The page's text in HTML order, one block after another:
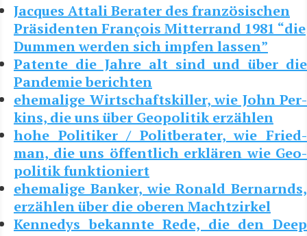
Jac­ques Attali Bera­ter des fran­zö­si­schen
Prä­si­den­ten Fran­çois Mit­ter­rand 1981 “die
Dum­men wer­den sich imp­fen lassen”
Paten­te die Jah­re alt sind und über die
Pan­de­mie berichten
ehe­ma­li­ge Wirt­schafts­kil­ler, wie John Per­
kins, die uns über Geo­po­li­tik erzählen
hohe Poli­ti­ker / Polit­be­ra­ter, wie Fried­
man, die uns öffent­lich erklä­ren wie Geo­
po­li­tik funktioniert
ehe­ma­li­ge Ban­ker, wie Ronald Ber­narnds,
erzäh­len über die obe­ren Machtzirkel
Ken­ne­dys bekann­te Rede, die den Deep